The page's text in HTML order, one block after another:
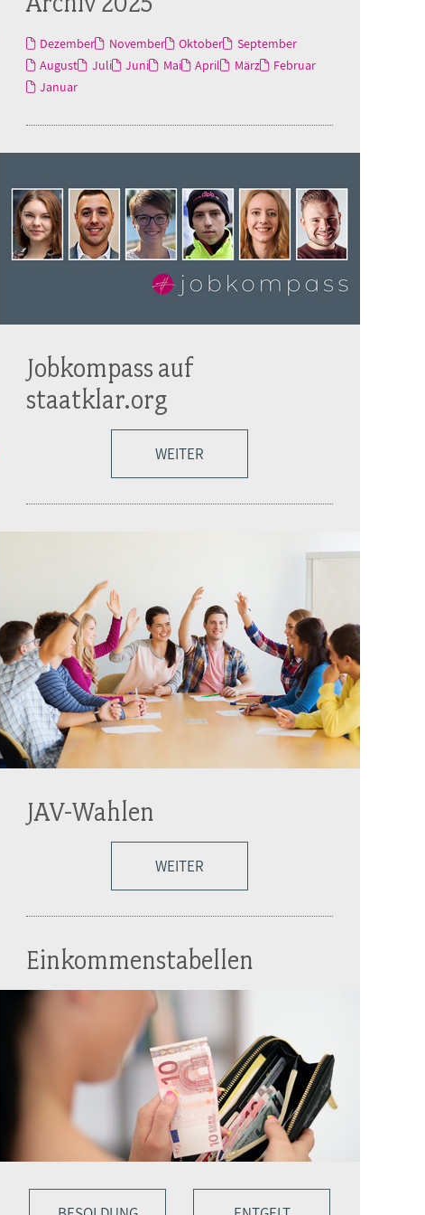
Dezember November Oktober
September
August
Juli Juni Mai April März
Februar
Januar
Jobkompass auf
staatklar.org
WEITER
JAV-Wahlen
WEITER
Einkommenstabellen